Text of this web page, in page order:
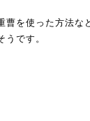
曹を使った方法な
です。